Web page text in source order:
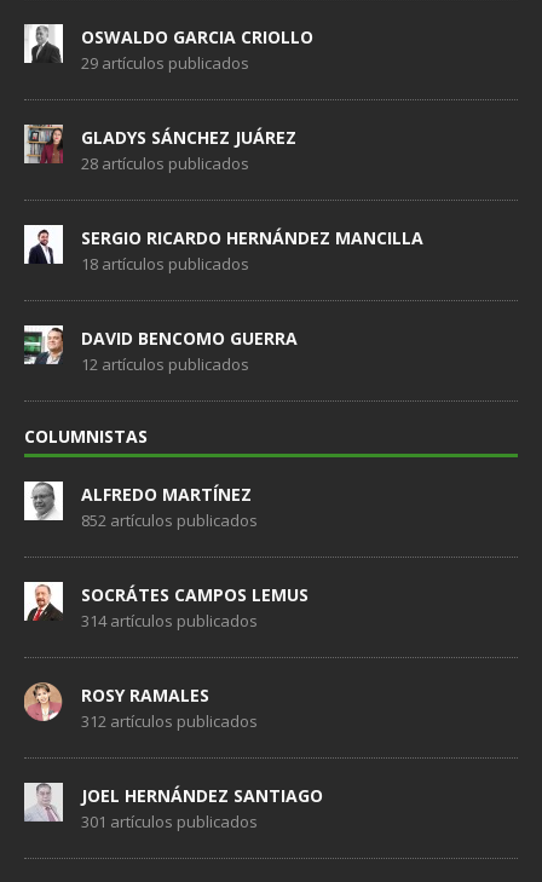
OSWALDO GARCIA CRIOLLO
29 artículos publicados
GLADYS SÁNCHEZ JUÁREZ
28 artículos publicados
SERGIO RICARDO HERNÁNDEZ MANCILLA
18 artículos publicados
DAVID BENCOMO GUERRA
12 artículos publicados
COLUMNISTAS
ALFREDO MARTÍNEZ
852 artículos publicados
SOCRÁTES CAMPOS LEMUS
314 artículos publicados
ROSY RAMALES
312 artículos publicados
JOEL HERNÁNDEZ SANTIAGO
301 artículos publicados